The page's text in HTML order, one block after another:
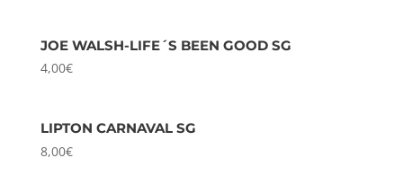
JOE WALSH-LIFE´S BEEN GOOD SG
4,00€
LIPTON CARNAVAL SG
8,00€